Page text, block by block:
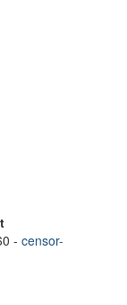
- censor-